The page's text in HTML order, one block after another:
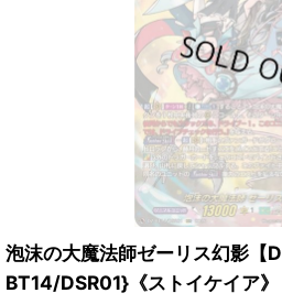
泡沫の大魔法師ゼーリス幻影【
BT14/DSR01}《ストイケイア》